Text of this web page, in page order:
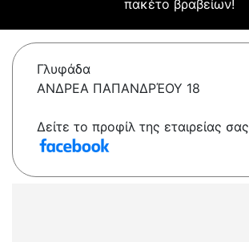
πακέτο βραβείων!
Γλυφάδα
ΑΝΔΡΕΑ ΠΑΠΑΝΔΡΈΟΥ 18
Δείτε το προφίλ της εταιρείας σας